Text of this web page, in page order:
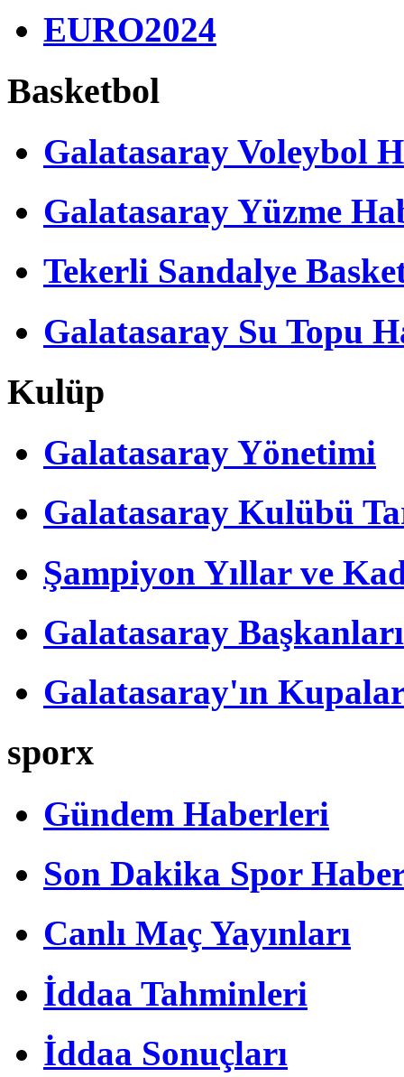
EURO2024
Basketbol
Galatasaray Voleybol
Galatasaray Yüzme
Tekerli Sandalye
Galatasaray Su Topu
Kulüp
Galatasaray Yönetimi
Galatasaray Kulübü
Şampiyon Yıllar ve
Galatasaray Başkanları
Galatasaray'ın
sporx
Gündem Haberleri
Son Dakika Spor
Canlı Maç Yayınları
İddaa Tahminleri
İddaa Sonuçları